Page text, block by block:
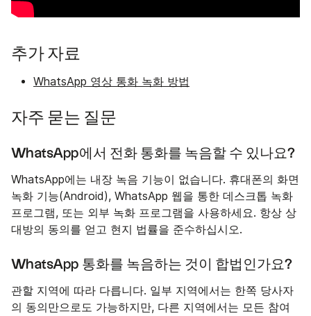
추가 자료
WhatsApp 영상 통화 녹화 방법
자주 묻는 질문
WhatsApp에서 전화 통화를 녹음할 수 있나요?
WhatsApp에는 내장 녹음 기능이 없습니다. 휴대폰의 화면
녹화 기능(Android), WhatsApp 웹을 통한 데스크톱 녹화
프로그램, 또는 외부 녹화 프로그램을 사용하세요. 항상 상
대방의 동의를 얻고 현지 법률을 준수하십시오.
WhatsApp 통화를 녹음하는 것이 합법인가요?
관할 지역에 따라 다릅니다. 일부 지역에서는 한쪽 당사자
의 동의만으로도 가능하지만, 다른 지역에서는 모든 참여